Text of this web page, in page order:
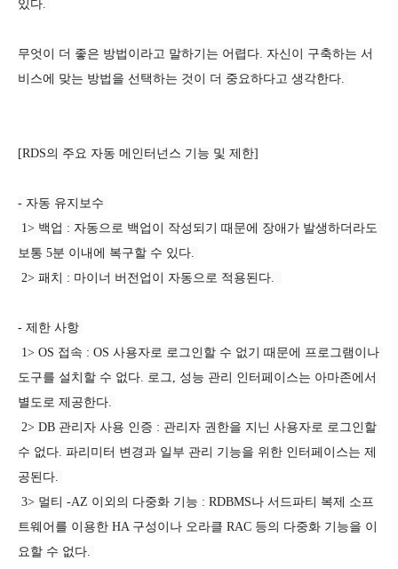
있다.
무엇이 더 좋은 방법이라고 말하기는 어렵다. 자신이 구축하는 서
비스에 맞는 방법을 선택하는 것이 더 중요하다고 생각한다.
[RDS의 주요 자동 메인터넌스 기능 및 제한]
- 자동 유지보수
보통 5분 이내에 복구할 수 있다.
2> 패치 : 마이너 버전업이 자동으로 적용된다.
- 제한 사항
도구를 설치할 수 없다. 로그, 성능 관리 인터페이스는 아마존에서
별도로 제공한다.
수 없다. 파리미터 변경과 일부 관리 기능을 위한 인터페이스는 제
공된다.
트웨어를 이용한 HA 구성이나 오라클 RAC 등의 다중화 기능을 이
요할 수 없다.